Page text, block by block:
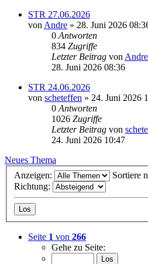
STR 27.06.2026
von Andre » 28. Juni 2026
0 Antworten
834 Zugriffe
Letzter Beitrag von Andre
28. Juni 2026 08:36
STR 24.06.2026
von scheteffen » 24. Juni 2026
0 Antworten
1026 Zugriffe
Letzter Beitrag von
24. Juni 2026 10:47
Neues Thema
Anzeigen:
Sortiere
Richtung:
Seite 1 von 266
Gehe zu Seite: